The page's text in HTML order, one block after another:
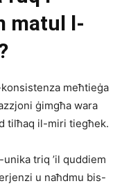
matul l-
meħtieġa
ġimgħa wara
tilħaq il-miri tiegħek.
triq ’il quddiem
u naħdmu bis-